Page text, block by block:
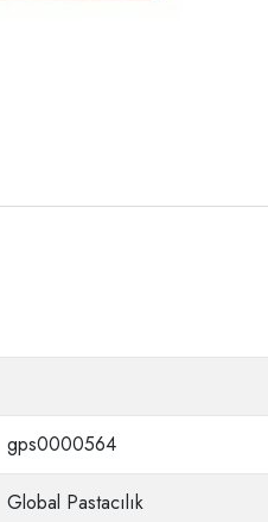
gps0000564
Global Pastacılık